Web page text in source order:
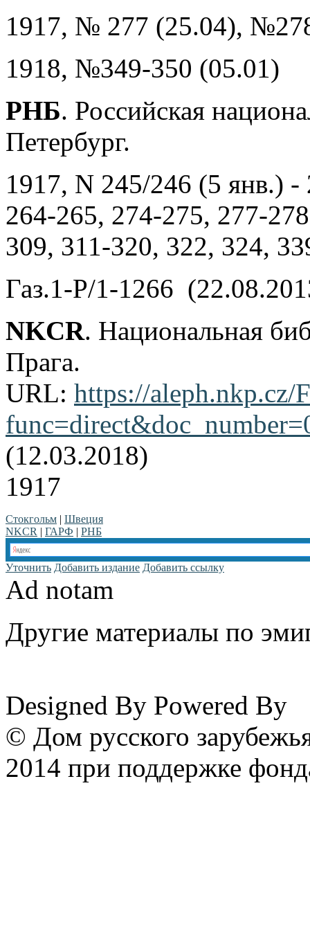
1917, № 277 (25.04),
1918, №349-350 (05.01)
РНБ. Российская
Петербург.
1917, N 245/246 (5 янв.)
264-265, 274-275, 277-
309, 311-320, 322, 324,
Газ.1-Р/1-1266
NKCR. Национальная
Прага.
URL: https://aleph.nkp.cz/
(12.03.2018)
1917
Стокгольм | Швеция
NKCR | ГАРФ | РНБ
Уточнить Добавить издание Добавить ссылку
Ad notam
Другие материалы по
Designed By Powered By
© Дом русского
2014 при поддержке